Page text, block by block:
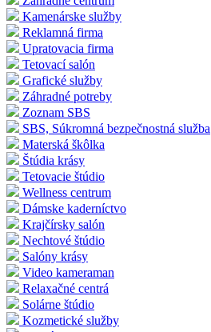
Kamenárske služby
Reklamná firma
Upratovacia firma
Tetovací salón
Grafické služby
Záhradné potreby
Zoznam SBS
SBS, Súkromná bezpečnostná služba
Materská škôlka
Štúdia krásy
Tetovacie štúdio
Wellness centrum
Dámske kaderníctvo
Krajčírsky salón
Nechtové štúdio
Salóny krásy
Video kameraman
Relaxačné centrá
Solárne štúdio
Kozmetické služby